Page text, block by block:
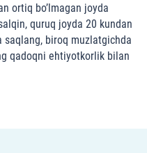
ortiq bo’lmagan joyda
quruq joyda 20 kundan
biroq muzlatgichda
qadoqni ehtiyotkorlik bilan